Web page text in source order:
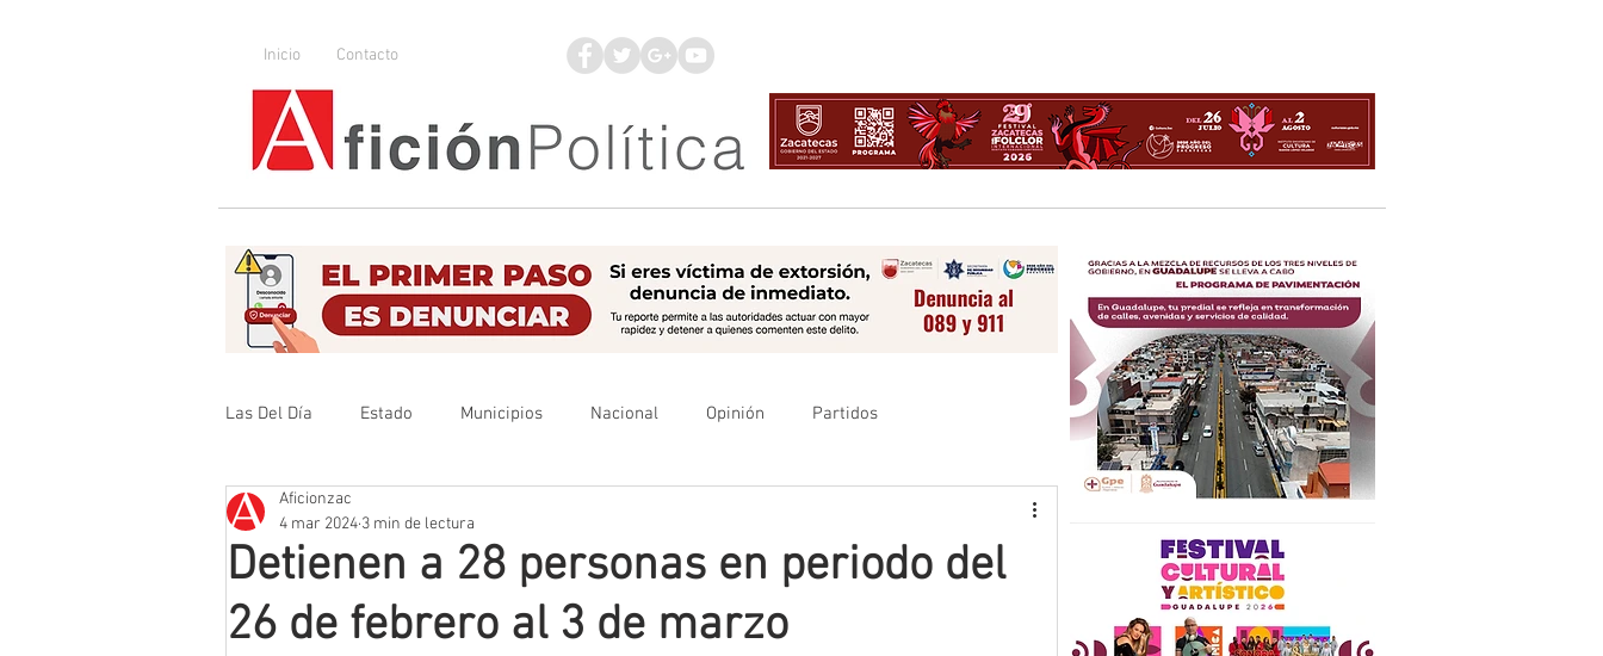
Inicio Contacto
Las Del Día Estado Municipios Nacional Opinión Partidos
Que no se olvide
Mineros LNBP
Detienen a 28 personas en periodo del
26 de febrero al 3 de marzo
Aficionzac
4 mar 2024 3 min de lectura